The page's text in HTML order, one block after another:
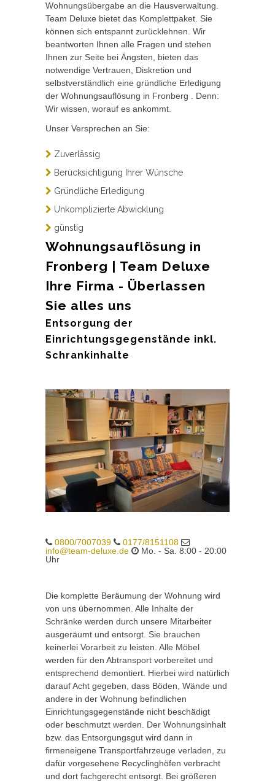
Wohnungsübergabe an die Hausverwaltung.
Team Deluxe bietet das Komplettpaket. Sie
können sich entspannt zurücklehnen. Wir
beantworten Ihnen alle Fragen und stehen
Ihnen zur Seite bei Ängsten, bieten das
notwendige Vertrauen, Diskretion und
selbstverständlich eine gründliche Erledigung
der Wohnungsauflösung in Fronberg . Denn:
Wir wissen, worauf es ankommt.
Unser Versprechen an Sie:
Zuverlässig
Berücksichtigung Ihrer Wünsche
Gründliche Erledigung
Unkomplizierte Abwicklung
günstig
Wohnungsauflösung in
Fronberg | Team Deluxe
Ihre Firma - Überlassen
Sie alles uns
Entsorgung der
Einrichtungsgegenstände inkl.
Schrankinhalte
0800/7007039
0177/8151108
info@team-deluxe.de
Mo. - Sa. 8:00 - 20:00
Uhr
Die komplette Beräumung der Wohnung wird
von uns übernommen. Alle Inhalte der
Schränke werden durch unsere Mitarbeiter
ausgeräumt und entsorgt. Sie brauchen
keinerlei Vorarbeit zu leisten. Alle Möbel
werden für den Abtransport vorbereitet und
entsprechend demontiert. Hierbei wird natürlich
darauf Acht gegeben, dass Böden, Wände und
andere in der Wohnung befindlichen
Einrichtungsgegenstände nicht beschädigt
oder beschmutzt werden. Der Wohnungsinhalt
bzw. das Entsorgungsgut wird dann in
firmeneigene Transportfahrzeuge verladen, zu
dafür vorgesehene Recyclinghöfen verbracht
und dort fachgerecht entsorgt. Bei größeren